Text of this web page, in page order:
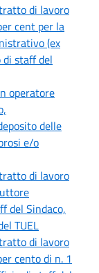
di lavoro
cent per la
(ex
di staff del
operatore
delle
e/o
di lavoro
del Sindaco,
TUEL
di lavoro
cento di n. 1